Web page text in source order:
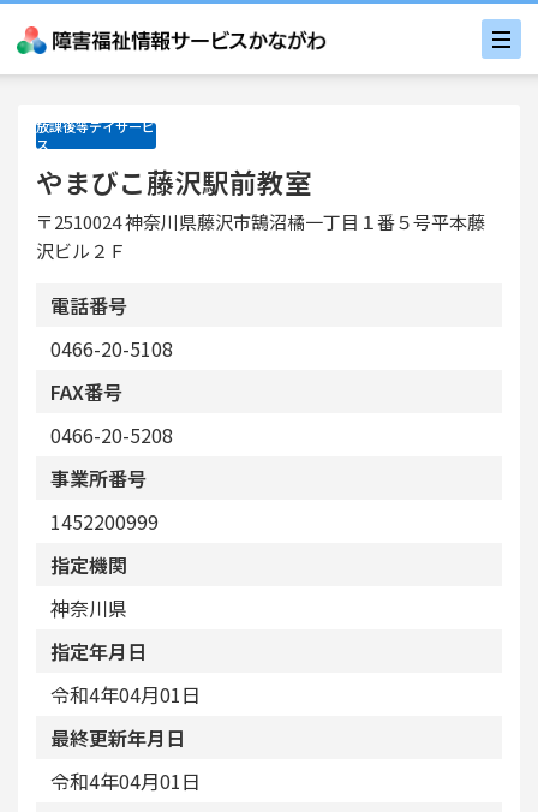
放課後等デイサービ
ス
やまびこ藤沢駅前教室
〒2510024 神奈川県藤沢市鵠沼橘一丁目１番５号平本藤
沢ビル２Ｆ
電話番号
0466-20-5108
FAX番号
0466-20-5208
事業所番号
1452200999
指定機関
神奈川県
指定年月日
令和4年04月01日
最終更新年月日
令和4年04月01日